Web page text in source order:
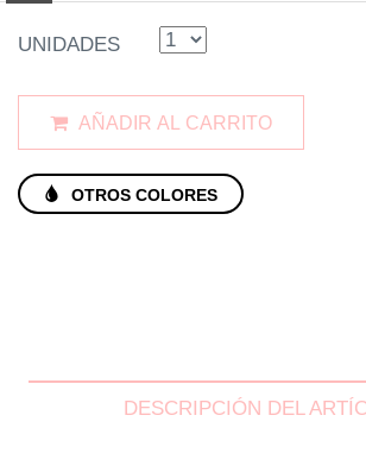
UNIDADES
AÑADIR AL CARRITO
OTROS COLORES
DESCRIPCIÓN DEL